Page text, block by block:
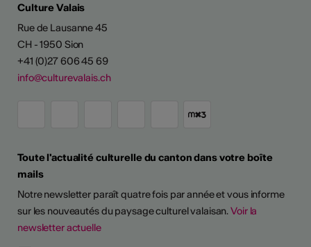
Culture Valais
Rue de Lausanne 45
CH - 1950 Sion
+41 (0)27 606 45 69
info@culturevalais.ch
Toute l'actualité culturelle du canton dans votre boîte
mails
Notre newsletter paraît quatre fois par année et vous informe
sur les nouveautés du paysage culturel valaisan.Voir la
newsletter actuelle